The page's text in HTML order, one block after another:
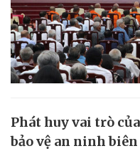
Phát huy vai trò
bảo vệ an ninh